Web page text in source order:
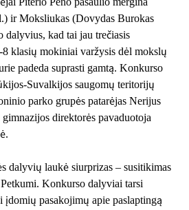
ir Moksliukas (Dovydas Burokas
kad tai jau trečiasis
klasių mokiniai varžysis dėl mokslų
padeda suprasti gamtą. Konkurso
Suvalkijos saugomų teritorijų
parko grupės patarėjas Nerijus
direktorės pavaduotoja
dalyvių laukė siurprizas – susitikimas
Konkurso dalyviai tarsi
įdomių pasakojimų apie paslaptingą